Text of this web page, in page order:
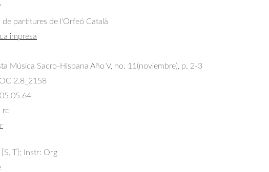
de partitures de l'Orfeó Català
impresa
Música Sacro-Hispana Año V, no. 11(noviembre), p. 2-3
2.8_2158
rc
[S, T]; Instr: Org